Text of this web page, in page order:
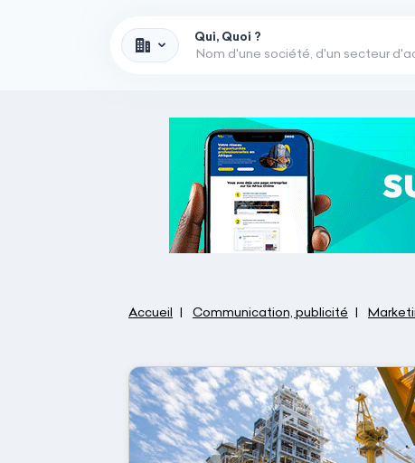
Qui, Quoi ?
Accueil Communication, publicité